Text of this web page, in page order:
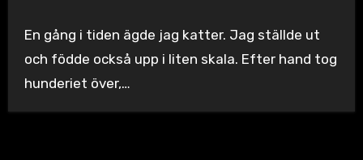
En gång i tiden ägde jag katter. Jag ställde ut
och födde också upp i liten skala. Efter hand tog
hunderiet över,…